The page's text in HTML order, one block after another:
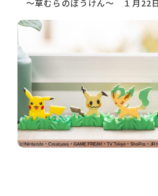
～草むらのぼうけん～ １月22